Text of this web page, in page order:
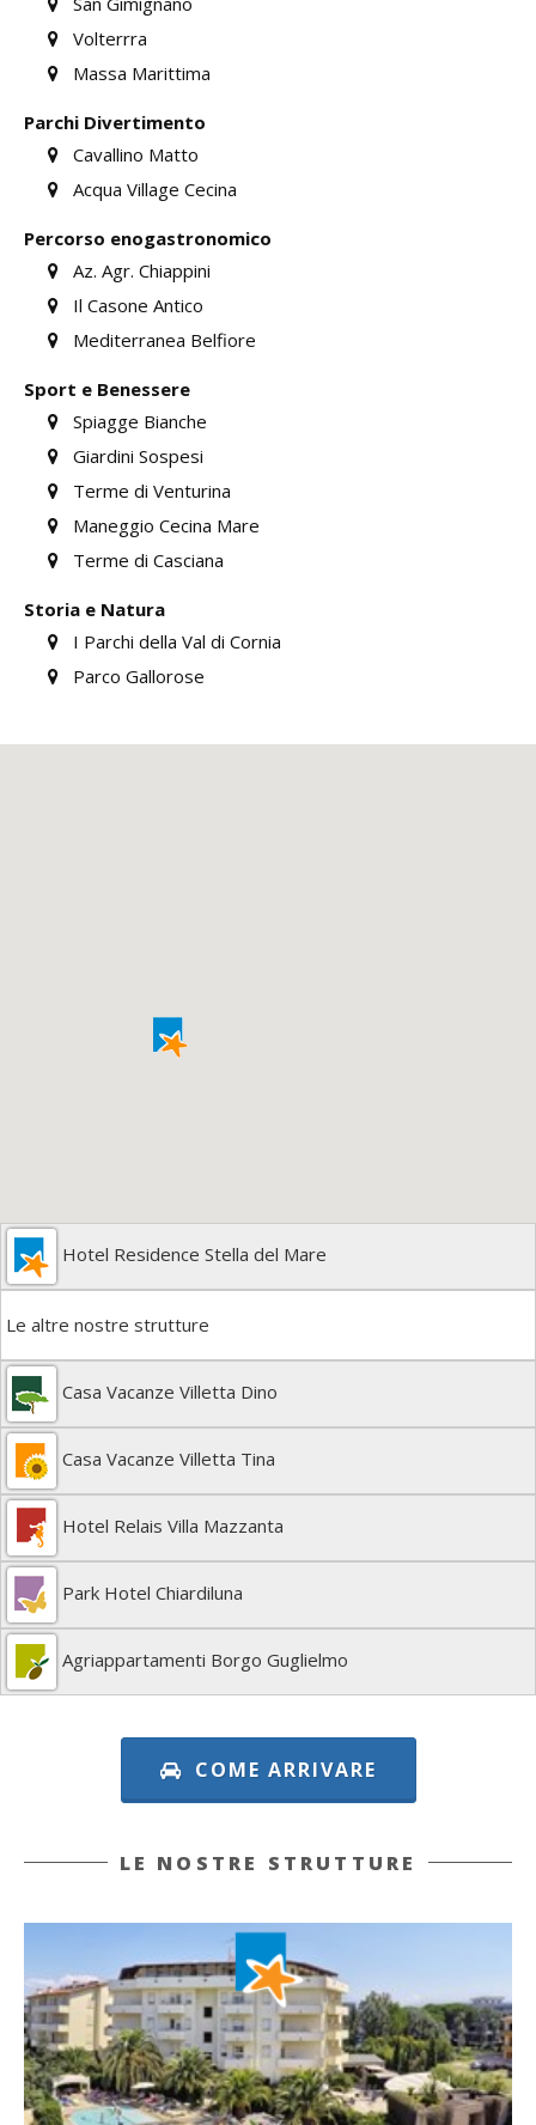
Volterrra
Massa Marittima
Parchi Divertimento
Cavallino Matto
Acqua Village Cecina
Percorso enogastronomico
Az. Agr. Chiappini
Il Casone Antico
Mediterranea Belfiore
Sport e Benessere
Spiagge Bianche
Giardini Sospesi
Terme di Venturina
Maneggio Cecina Mare
Terme di Casciana
Storia e Natura
I Parchi della Val di Cornia
Parco Gallorose
Hotel Residence Stella del Mare
Le altre nostre strutture
Casa Vacanze Villetta Dino
Casa Vacanze Villetta Tina
Hotel Relais Villa Mazzanta
Park Hotel Chiardiluna
Agriappartamenti Borgo Guglielmo
COME ARRIVARE
LE NOSTRE STRUTTURE